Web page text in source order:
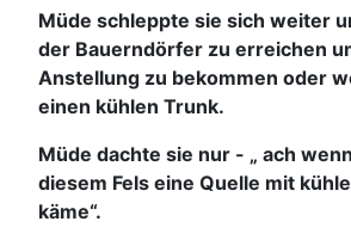
Müde schleppte sie sich weiter
der Bauerndörfer zu erreichen
Anstellung zu bekommen oder
einen kühlen Trunk.
Müde dachte sie nur - „ ach
diesem Fels eine Quelle mit
käme“.